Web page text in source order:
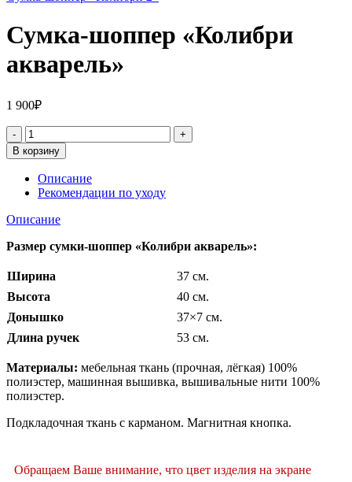
Сумка-шоппер «Колибри
акварель»
1 900₽
В корзину
Описание
Рекомендации по уходу
Описание
Размер сумки-шоппер «Колибри акварель»:
Ширина
37 см.
Высота
40 см.
Донышко
37×7 см.
Длина ручек
53 см.
Материалы: мебельная ткань (прочная, лёгкая)​ 100%
полиэстер, машинная вышивка, вышивальные нити 100%
полиэстер.
Подкладочная ткань с карманом. Магнитная кнопка.
Обращаем Ваше внимание, что цвет изделия на экране